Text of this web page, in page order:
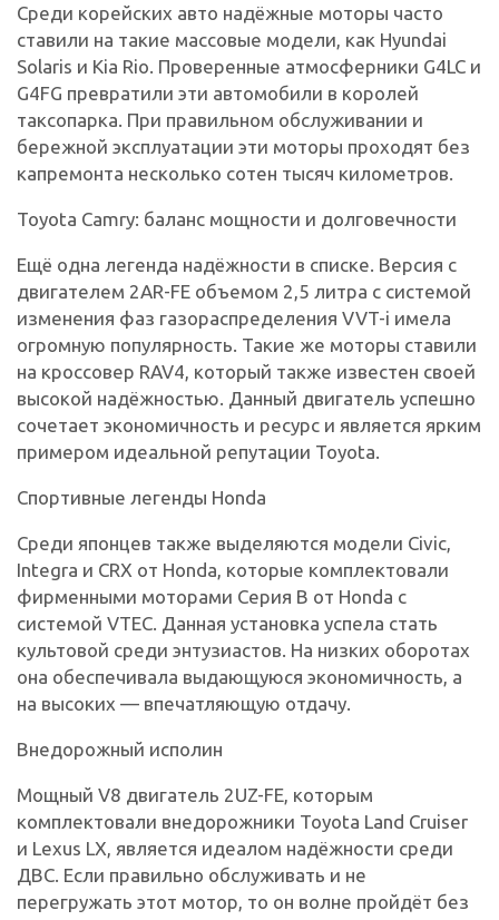
Среди корейских авто надёжные моторы часто
ставили на такие массовые модели, как Hyundai
Solaris и Kia Rio. Проверенные атмосферники G4LC и
G4FG превратили эти автомобили в королей
таксопарка. При правильном обслуживании и
бережной эксплуатации эти моторы проходят без
капремонта несколько сотен тысяч километров.
Toyota Camry: баланс мощности и долговечности
Ещё одна легенда надёжности в списке. Версия с
двигателем 2AR-FE объемом 2,5 литра с системой
изменения фаз газораспределения VVT-i имела
огромную популярность. Такие же моторы ставили
на кроссовер RAV4, который также известен своей
высокой надёжностью. Данный двигатель успешно
сочетает экономичность и ресурс и является ярким
примером идеальной репутации Toyota.
Спортивные легенды Honda
Среди японцев также выделяются модели Civic,
Integra и CRX от Honda, которые комплектовали
фирменными моторами Серия B от Honda с
системой VTEC. Данная установка успела стать
культовой среди энтузиастов. На низких оборотах
она обеспечивала выдающуюся экономичность, а
на высоких — впечатляющую отдачу.
Внедорожный исполин
Мощный V8 двигатель 2UZ-FE, которым
комплектовали внедорожники Toyota Land Cruiser
и Lexus LX, является идеалом надёжности среди
ДВС. Если правильно обслуживать и не
перегружать этот мотор, то он волне пройдёт без